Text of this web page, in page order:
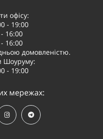
офісу:
- 19:00
16:00
16:00
домовленістю.
Шоуруму:
- 19:00
мережах: